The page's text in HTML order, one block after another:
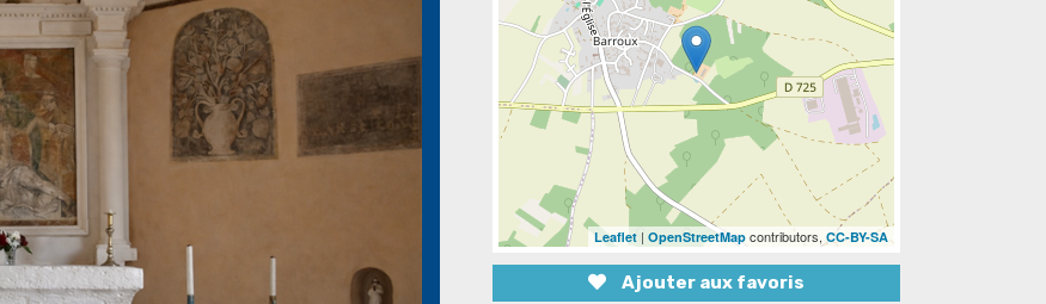
Leaflet | OpenStreetMap contributors, CC-BY-SA
Ajouter aux favoris